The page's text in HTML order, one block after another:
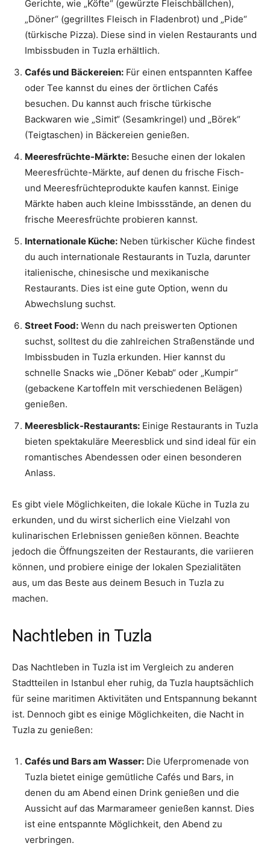
Gerichte, wie „Köfte“ (gewürzte Fleischbällchen),
„Döner“ (gegrilltes Fleisch in Fladenbrot) und „Pide“
(türkische Pizza). Diese sind in vielen Restaurants und
Imbissbuden in Tuzla erhältlich.
Cafés und Bäckereien: Für einen entspannten Kaffee
oder Tee kannst du eines der örtlichen Cafés
besuchen. Du kannst auch frische türkische
Backwaren wie „Simit“ (Sesamkringel) und „Börek“
(Teigtaschen) in Bäckereien genießen.
Meeresfrüchte-Märkte: Besuche einen der lokalen
Meeresfrüchte-Märkte, auf denen du frische Fisch-
und Meeresfrüchteprodukte kaufen kannst. Einige
Märkte haben auch kleine Imbissstände, an denen du
frische Meeresfrüchte probieren kannst.
Internationale Küche: Neben türkischer Küche findest
du auch internationale Restaurants in Tuzla, darunter
italienische, chinesische und mexikanische
Restaurants. Dies ist eine gute Option, wenn du
Abwechslung suchst.
Street Food: Wenn du nach preiswerten Optionen
suchst, solltest du die zahlreichen Straßenstände und
Imbissbuden in Tuzla erkunden. Hier kannst du
schnelle Snacks wie „Döner Kebab“ oder „Kumpir“
(gebackene Kartoffeln mit verschiedenen Belägen)
genießen.
Meeresblick-Restaurants: Einige Restaurants in Tuzla
bieten spektakuläre Meeresblick und sind ideal für ein
romantisches Abendessen oder einen besonderen
Anlass.
Es gibt viele Möglichkeiten, die lokale Küche in Tuzla zu
erkunden, und du wirst sicherlich eine Vielzahl von
kulinarischen Erlebnissen genießen können. Beachte
jedoch die Öffnungszeiten der Restaurants, die variieren
können, und probiere einige der lokalen Spezialitäten
aus, um das Beste aus deinem Besuch in Tuzla zu
machen.
Nachtleben in Tuzla
Das Nachtleben in Tuzla ist im Vergleich zu anderen
Stadtteilen in Istanbul eher ruhig, da Tuzla hauptsächlich
für seine maritimen Aktivitäten und Entspannung bekannt
ist. Dennoch gibt es einige Möglichkeiten, die Nacht in
Tuzla zu genießen:
Cafés und Bars am Wasser: Die Uferpromenade von
Tuzla bietet einige gemütliche Cafés und Bars, in
denen du am Abend einen Drink genießen und die
Aussicht auf das Marmarameer genießen kannst. Dies
ist eine entspannte Möglichkeit, den Abend zu
verbringen.